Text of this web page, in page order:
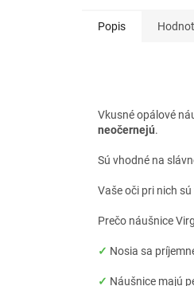
Popis
Vkusné opálové
neočernejú.
Sú vhodné na
Vaše oči pri nich
Prečo náušnice
✓ Nosia sa
✓ Náušnice majú